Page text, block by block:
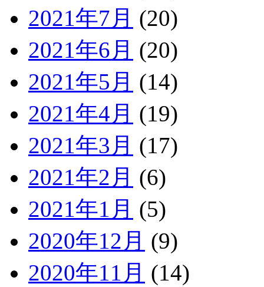
2021年7月 (20)
2021年6月 (20)
2021年5月 (14)
2021年4月 (19)
2021年3月 (17)
2021年2月 (6)
2021年1月 (5)
2020年12月 (9)
2020年11月 (14)